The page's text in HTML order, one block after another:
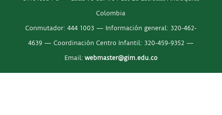
Colombia
Conmutador: 444 1003 — Información general: 320-462-
4639 — Coordinación Centro Infantil: 320-459-9352 —
Email: webmaster@gim.edu.co